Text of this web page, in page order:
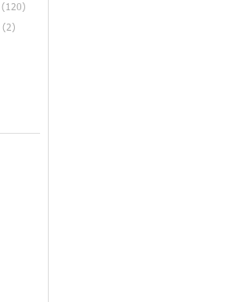
(120)
(2)